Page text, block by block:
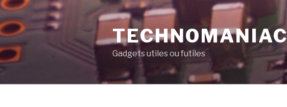
Aller
au
contenu
principal
TECHNOMANIAC
Gadgets utiles ou futiles